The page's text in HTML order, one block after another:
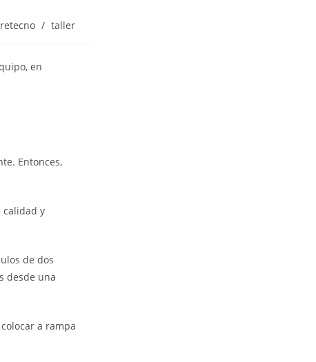
/ taller
en
Entonces,
calidad y
de dos
desde una
a rampa